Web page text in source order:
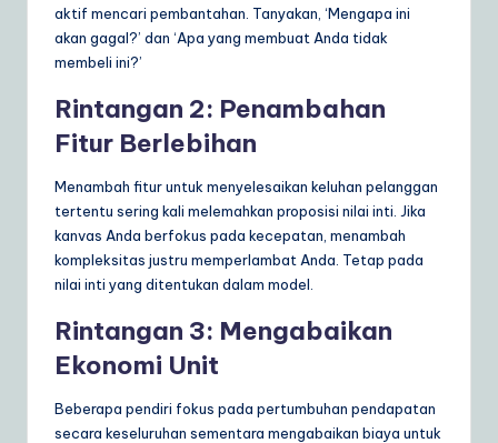
aktif mencari pembantahan. Tanyakan, ‘Mengapa ini
akan gagal?’ dan ‘Apa yang membuat Anda tidak
membeli ini?’
Rintangan 2: Penambahan
Fitur Berlebihan
Menambah fitur untuk menyelesaikan keluhan pelanggan
tertentu sering kali melemahkan proposisi nilai inti. Jika
kanvas Anda berfokus pada kecepatan, menambah
kompleksitas justru memperlambat Anda. Tetap pada
nilai inti yang ditentukan dalam model.
Rintangan 3: Mengabaikan
Ekonomi Unit
Beberapa pendiri fokus pada pertumbuhan pendapatan
secara keseluruhan sementara mengabaikan biaya untuk